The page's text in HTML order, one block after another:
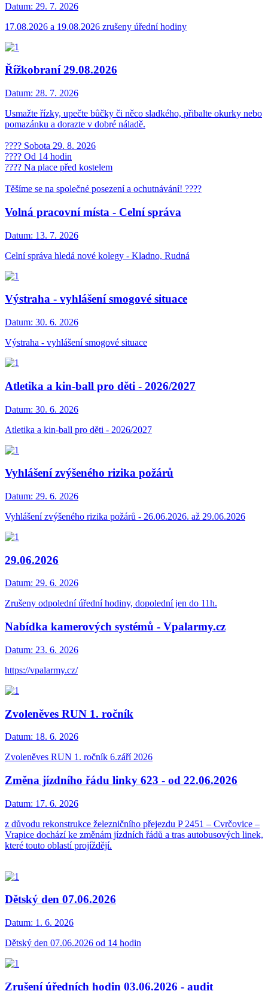
Datum: 29. 7. 2026
17.08.2026 a 19.08.2026 zrušeny úřední hodiny
Řížkobraní 29.08.2026
Datum: 28. 7. 2026
Usmažte řízky, upečte bůčky či něco sladkého, přibalte okurky nebo
pomazánku a dorazte v dobré náladě.
???? Sobota 29. 8. 2026
???? Od 14 hodin
???? Na place před kostelem
Těšíme se na společné posezení a ochutnávání! ????
Volná pracovní místa - Celní správa
Datum: 13. 7. 2026
Celní správa hledá nové kolegy - Kladno, Rudná
Výstraha - vyhlášení smogové situace
Datum: 30. 6. 2026
Výstraha - vyhlášení smogové situace
Atletika a kin-ball pro děti - 2026/2027
Datum: 30. 6. 2026
Atletika a kin-ball pro děti - 2026/2027
Vyhlášení zvýšeného rizika požárů
Datum: 29. 6. 2026
Vyhlášení zvýšeného rizika požárů - 26.06.2026. až 29.06.2026
29.06.2026
Datum: 29. 6. 2026
Zrušeny odpolední úřední hodiny, dopolední jen do 11h.
Nabídka kamerových systémů - Vpalarmy.cz
Datum: 23. 6. 2026
https://vpalarmy.cz/
Zvoleněves RUN 1. ročník
Datum: 18. 6. 2026
Zvoleněves RUN 1. ročník 6.září 2026
Změna jízdního řádu linky 623 - od 22.06.2026
Datum: 17. 6. 2026
z důvodu rekonstrukce železničního přejezdu P 2451 – Cvrčovice –
Vrapice dochází ke změnám jízdních řádů a tras autobusových linek,
které touto oblastí projíždějí.
Dětský den 07.06.2026
Datum: 1. 6. 2026
Dětský den 07.06.2026 od 14 hodin
Zrušení úředních hodin 03.06.2026 - audit